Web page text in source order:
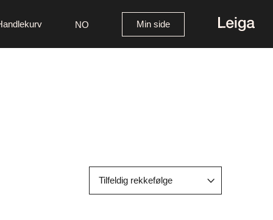
NO Min side